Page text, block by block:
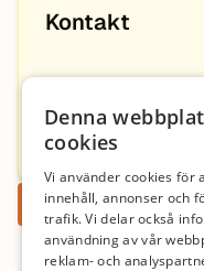
Kontakt
0790-600966
Denna
cookies
Vi använder cookies för
innehåll, annonser och
trafik. Vi delar också
användning av vår
reklam- och